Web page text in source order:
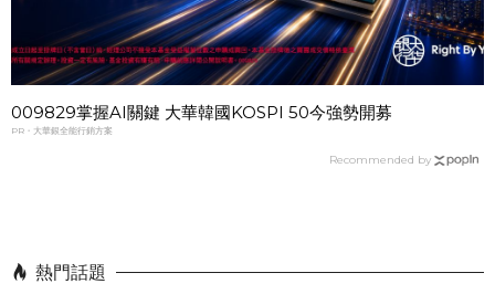
009829掌握AI關鍵 大華韓國KOSPI 50今強勢開募
PR・大華銀全能行銷方案
Recommended by
熱門話題